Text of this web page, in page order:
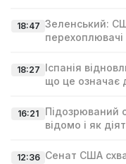
18:47 Зеленський:
18:27 Іспанія
що це означає
16:21
Підозрюваний
відомо і як
12:36 Сенат США